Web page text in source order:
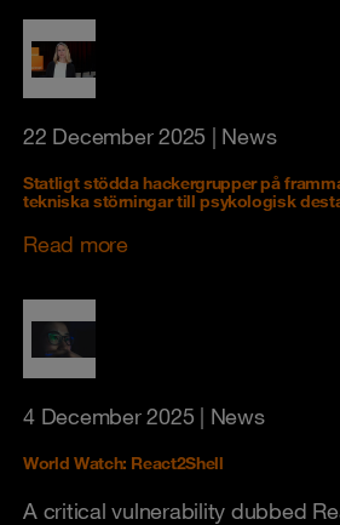
22 December 2025 | News
Statligt stödda hackergrupper på
tekniska störningar till psykologisk
Read more
4 December 2025 | News
World Watch: React2Shell
A critical vulnerability dubbed